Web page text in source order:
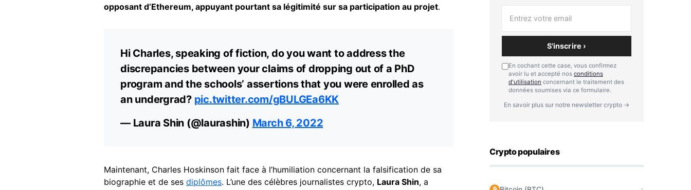
opposant d’Ethereum, appuyant pourtant sa légitimité sur sa participation au projet.
Hi Charles, speaking of fiction, do you want to address the
discrepancies between your claims of dropping out of a PhD
program and the schools’ assertions that you were enrolled as
an undergrad? pic.twitter.com/gBULGEa6KK
— Laura Shin (@laurashin) March 6, 2022
Maintenant, Charles Hoskinson fait face à l’humiliation concernant la falsification de sa
biographie et de ses diplômes. L’une des célèbres journalistes crypto, Laura Shin, a
S'inscrire ›
En cochant cette case, vous confirmez
avoir lu et accepté nos conditions
d'utilisation concernant le traitement des
données soumises via ce formulaire.
En savoir plus sur notre newsletter crypto →
Crypto populaires